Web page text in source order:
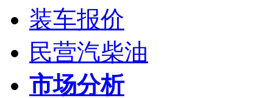
装车报价
民营汽柴油
市场分析